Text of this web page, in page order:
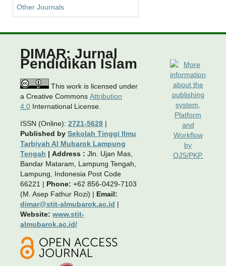
Other Journals
DIMAR: Jurnal
Pendidikan Islam
This work is licensed under
a Creative Commons Attribution
4.0International License.
ISSN (Online): 2721-5628|
Published by Sekolah Tinggi Ilmu
Tarbiyah Al Mubarok Lampung
Tengah | Address : Jln. Ujan Mas,
Bandar Mataram, Lampung Tengah,
Lampung, Indonesia Post Code
66221 | Phone: +62 856-0429-7103
(M. Asep Fathur Rozi) | Email:
dimar@stit-almubarok.ac.id |
Website: www.stit-
almubarok.ac.id/